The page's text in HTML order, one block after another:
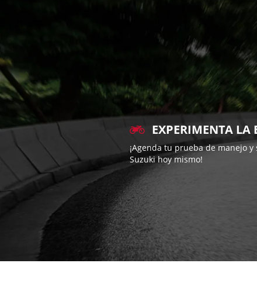
EXPERIMENTA LA
¡Agenda tu prueba de manejo
Suzuki hoy mismo!